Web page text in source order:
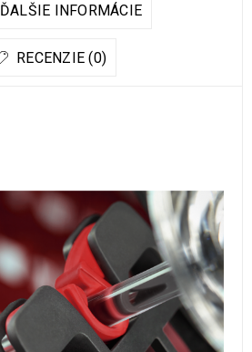
ĎALŠIE INFORMÁCIE
RECENZIE (0)